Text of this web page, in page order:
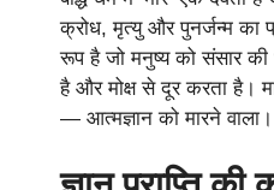
क्रोध, मृत्यु और पुनर्जन्म का
रूप है जो मनुष्य को संसार
है और मोक्ष से दूर करता है।
— आत्मज्ञान को मारने वाला।